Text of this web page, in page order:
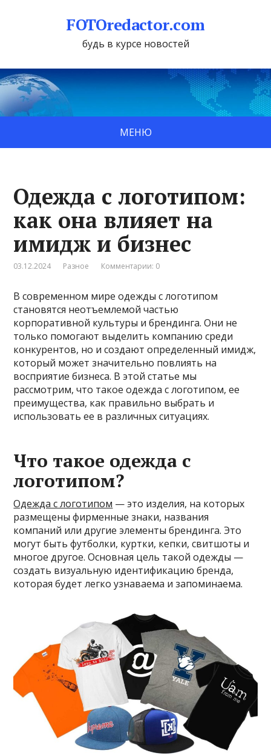
FOTOredactor.com
будь в курсе новостей
МЕНЮ
Одежда с логотипом:
как она влияет на
имидж и бизнес
03.12.2024 Разное Комментарии: 0
В современном мире одежды с логотипом
становятся неотъемлемой частью
корпоративной культуры и брендинга. Они не
только помогают выделить компанию среди
конкурентов, но и создают определенный имидж,
который может значительно повлиять на
восприятие бизнеса. В этой статье мы
рассмотрим, что такое одежда с логотипом, ее
преимущества, как правильно выбрать и
использовать ее в различных ситуациях.
Что такое одежда с
логотипом?
Одежда с логотипом — это изделия, на которых
размещены фирменные знаки, названия
компаний или другие элементы брендинга. Это
могут быть футболки, куртки, кепки, свитшоты и
многое другое. Основная цель такой одежды —
создать визуальную идентификацию бренда,
которая будет легко узнаваема и запоминаема.